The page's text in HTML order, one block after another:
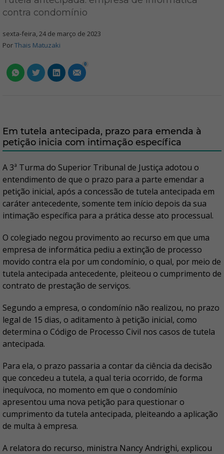
contra condomínio
sexta-feira, 24 de março de 2023
PorThais Matuzaki
0
Em tutela antecipada, prazo para emenda à
petição inicia com intimação específica
A 3ª Turma do Superior Tribunal de Justiça adotou o
entendimento de que o prazo para a parte emendar a
petição inicial, após a concessão de tutela antecipada em
caráter antecedente, somente tem início depois da sua
intimação específica para a prática desse ato processual.
O colegiado negou provimento ao recurso em que uma
empresa de informática pediu a extinção de processo
movido contra ela por um condomínio, o qual, por meio de
tutela antecipada antecedente, pleiteou o cumprimento de
contrato de prestação de serviços.
Segundo a empresa, o condomínio não realizou, no prazo
legal de 15 dias, o aditamento à petição inicial, como
determina o Código de Processo Civil nos casos de tutela
antecipada.
Para ela, o prazo passaria a contar da ciência da decisão
que concedeu a tutela, a qual teria ocorrido, de forma
inequívoca, no momento em que o condomínio
apresentou uma nova petição para questionar o
cumprimento da tutela antecipada, pleiteando a aplicação
de multa à empresa.
A relatora do recurso, ministra Nancy Andrighi, explicou